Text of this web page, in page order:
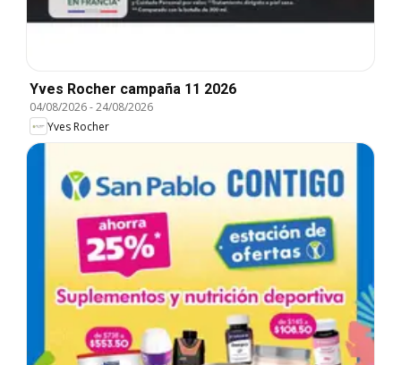
Yves Rocher campaña 11 2026
04/08/2026-24/08/2026
Yves Rocher